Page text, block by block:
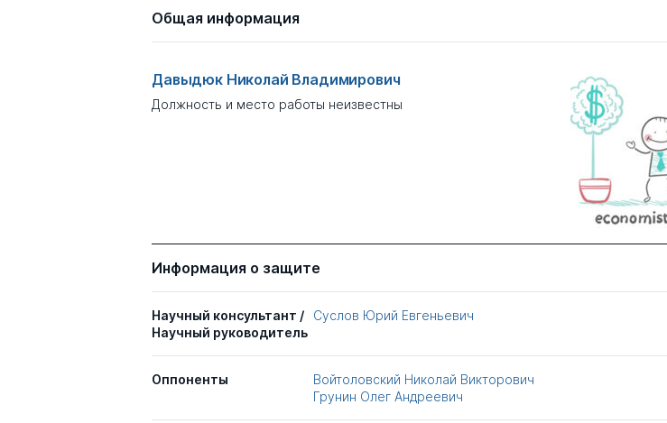
Общая информация
Давыдюк Николай Владимирович
Должность и место работы неизвестны
Информация о защите
Научный консультант /
Научный руководитель
Суслов Юрий Евгеньевич
Оппоненты
Войтоловский Николай Викторович
Грунин Олег Андреевич